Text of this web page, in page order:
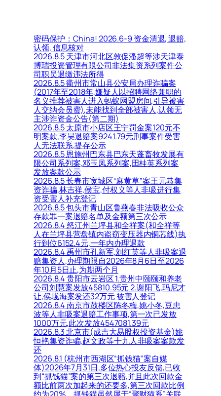
密码保护：China! 2026.6-9 资金清退, 退赔,
认领, 信息核对
2026.8.5 天津市河北区敦促潘超等涉天津泰
博瑞投资管理有限公司非法集资系列案件公
司职员退缴违法所得
2026.8.5 衢州市常山县公安局办理诈骗案
(2017年至2018年,嫌疑人以招聘网络兼职的
名义推荐被害人进入蚂蚁网盟房间,引导被害
人交纳会员费),未能找到全部被害人,认领无
主涉诈资金公告(第二期)
2026.8.5 太原市小店区王宁罚金案120元不
明案款,李昊退赔案9241.79元刑事案件受害
人无法联系,提存公示
2026.8.5 恩施州巴东县巴东天蓬畜牧发展有
限公司系列案,邓玉凤系列案,田桂英系列案
发放案款公示
2026.8.5 长春市宽城区“麻黄草”案王元恭集
资诈骗,林吉祥,侯宝,付权义等人非吸进行集
资受害人补充登记
2026.8.5 包头市青山区鲁燕春非法吸收公众
存款罪一案退赔名单及金额第三次公示
2026.8.4 怒江州兰坪县和全祥案(和全祥等
人在兰坪县营盘镇内盗窃变压器内铜芯线)执
行到位6152.4元,一年内办理退款
2026.8.4 禹州市孔新军,刘红英等人非吸案退
赔集资人,办理期限自2026年8月6日至2026
年10月5日止,为期两个月
2026.8.4 贵阳市云岩区 1.贵州中颐颐和养老
公司刘慧案发放45810.95元 2.谢阳飞,玛尼才
让,侯垅海案发还32万元 被害人登记
2026.8.4 南京市鼓楼区陈冬梅,姚小冬,豆忠
波等人非吸案退赔工作事项,第一次已发放
1000万元,此次发放4547081.39元
2026.8.3 北京市(成吉大易股权投资基金)姚
恒艳集资诈骗,赵文政等十九人非吸案案款发
还
2026.8.1 (杭州市西湖区“抓钱猫”案自媒
体)2026年7月31日,多位热心投友反馈,已收
到“抓钱猫”案的第三次退赔,并且此次回款金
额比前两次加起来的还要多,第三次回款比例